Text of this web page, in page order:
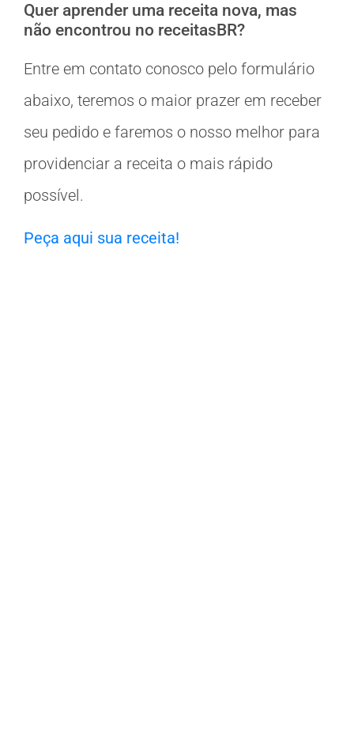
Quer aprender uma receita nova, mas
não encontrou no receitasBR?
Entre em contato conosco pelo formulário
abaixo, teremos o maior prazer em receber
seu pedido e faremos o nosso melhor para
providenciar a receita o mais rápido
possível.
Peça aqui sua receita!